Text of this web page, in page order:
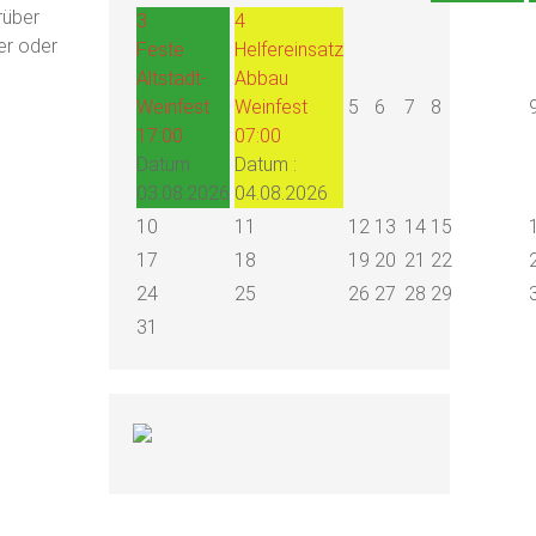
oder
3
Feste
Altstadt-
Weinfest
17:00
Datum :
03.08.2026
4
Helfereinsatz
Abbau
Weinfest
07:00
Datum :
04.08.2026
5 6 7 8
10 11 12 13 14 15
17
18 19 20 21 22
24
25 26 27 28 29
31